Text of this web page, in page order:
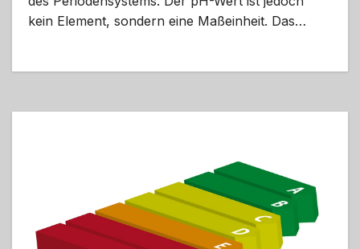
kein Element, sondern eine Maßeinheit. Das…